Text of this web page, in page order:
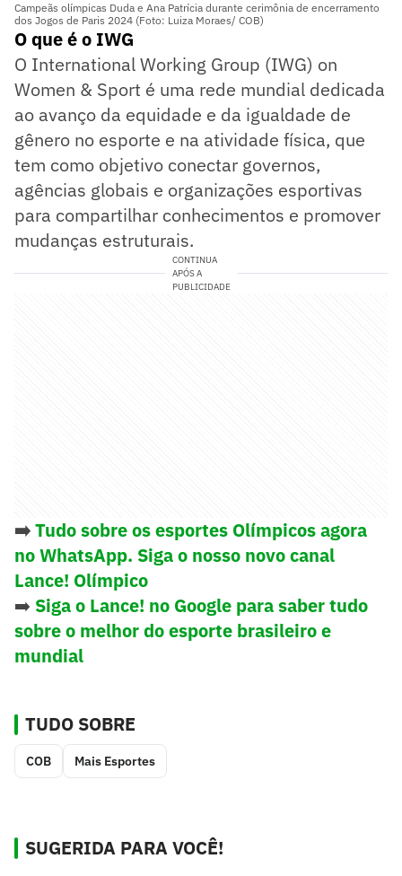
Campeãs olímpicas Duda e Ana Patrícia durante cerimônia de encerramento
dos Jogos de Paris 2024 (Foto: Luiza Moraes/ COB)
O que é o IWG
O International Working Group (IWG) on
Women & Sport é uma rede mundial dedicada
ao avanço da equidade e da igualdade de
gênero no esporte e na atividade física, que
tem como objetivo conectar governos,
agências globais e organizações esportivas
para compartilhar conhecimentos e promover
mudanças estruturais.
CONTINUA
APÓS A
PUBLICIDADE
➡️Tudo sobre os esportes Olímpicos agora
no WhatsApp. Siga o nosso novo canal
Lance! Olímpico
➡️ Siga o Lance! no Google para saber tudo
sobre o melhor do esporte brasileiro e
mundial
TUDO SOBRE
COB Mais Esportes
SUGERIDA PARA VOCÊ!